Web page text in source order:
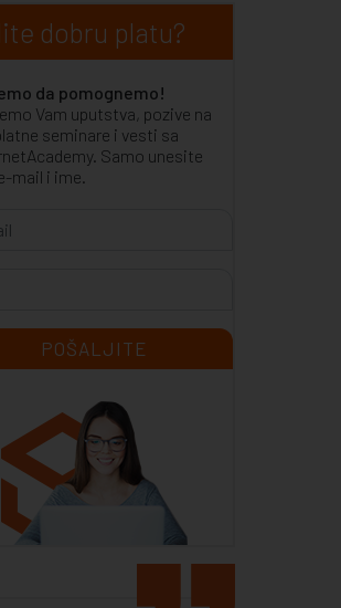
dobru platu?
da pomognemo!
Vam uputstva, pozive na
seminare i vesti sa
Samo unesite
mail i ime.